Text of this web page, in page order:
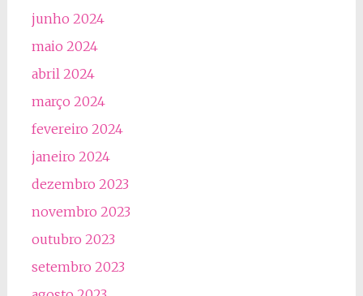
junho 2024
maio 2024
abril 2024
março 2024
fevereiro 2024
janeiro 2024
dezembro 2023
novembro 2023
outubro 2023
setembro 2023